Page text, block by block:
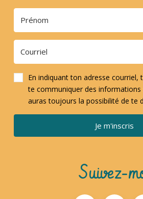
En indiquant ton adresse courriel,
te communiquer des informations
auras toujours la possibilité de te
Je m'inscris
Suivez-